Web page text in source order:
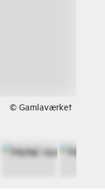
© Gamlaværket